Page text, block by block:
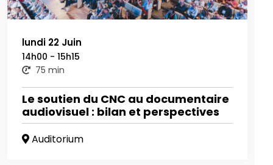
lundi 22 Juin
14h00 - 15h15
75 min
Le soutien du CNC au documentaire
audiovisuel : bilan et perspectives
Auditorium